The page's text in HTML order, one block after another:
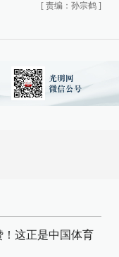
[ 责编：孙宗鹤 ]
！这正是中国体育